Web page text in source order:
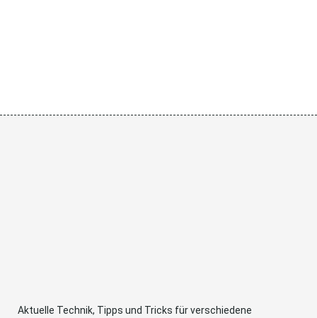
Aktuelle Technik, Tipps und Tricks für verschiedene